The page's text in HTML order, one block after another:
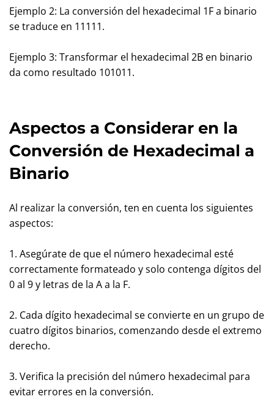
Ejemplo 2: La conversión del hexadecimal 1F a binario
se traduce en 11111.
Ejemplo 3: Transformar el hexadecimal 2B en binario
da como resultado 101011.
Aspectos a Considerar en la
Conversión de Hexadecimal a
Binario
Al realizar la conversión, ten en cuenta los siguientes
aspectos:
1. Asegúrate de que el número hexadecimal esté
correctamente formateado y solo contenga dígitos del
0 al 9 y letras de la A a la F.
2. Cada dígito hexadecimal se convierte en un grupo de
cuatro dígitos binarios, comenzando desde el extremo
derecho.
3. Verifica la precisión del número hexadecimal para
evitar errores en la conversión.